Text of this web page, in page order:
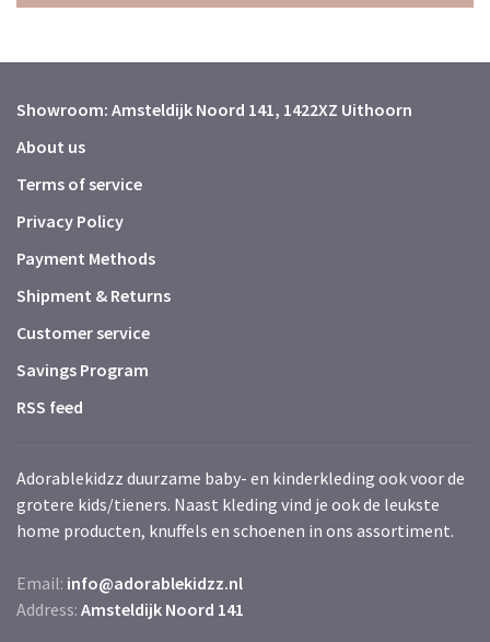
Showroom: Amsteldijk Noord 141, 1422XZ Uithoorn
About us
Terms of service
Privacy Policy
Payment Methods
Shipment & Returns
Customer service
Savings Program
RSS feed
Adorablekidzz duurzame baby- en kinderkleding ook voor de
grotere kids/tieners. Naast kleding vind je ook de leukste
home producten, knuffels en schoenen in ons assortiment.
Email: info@adorablekidzz.nl
Address: Amsteldijk Noord 141